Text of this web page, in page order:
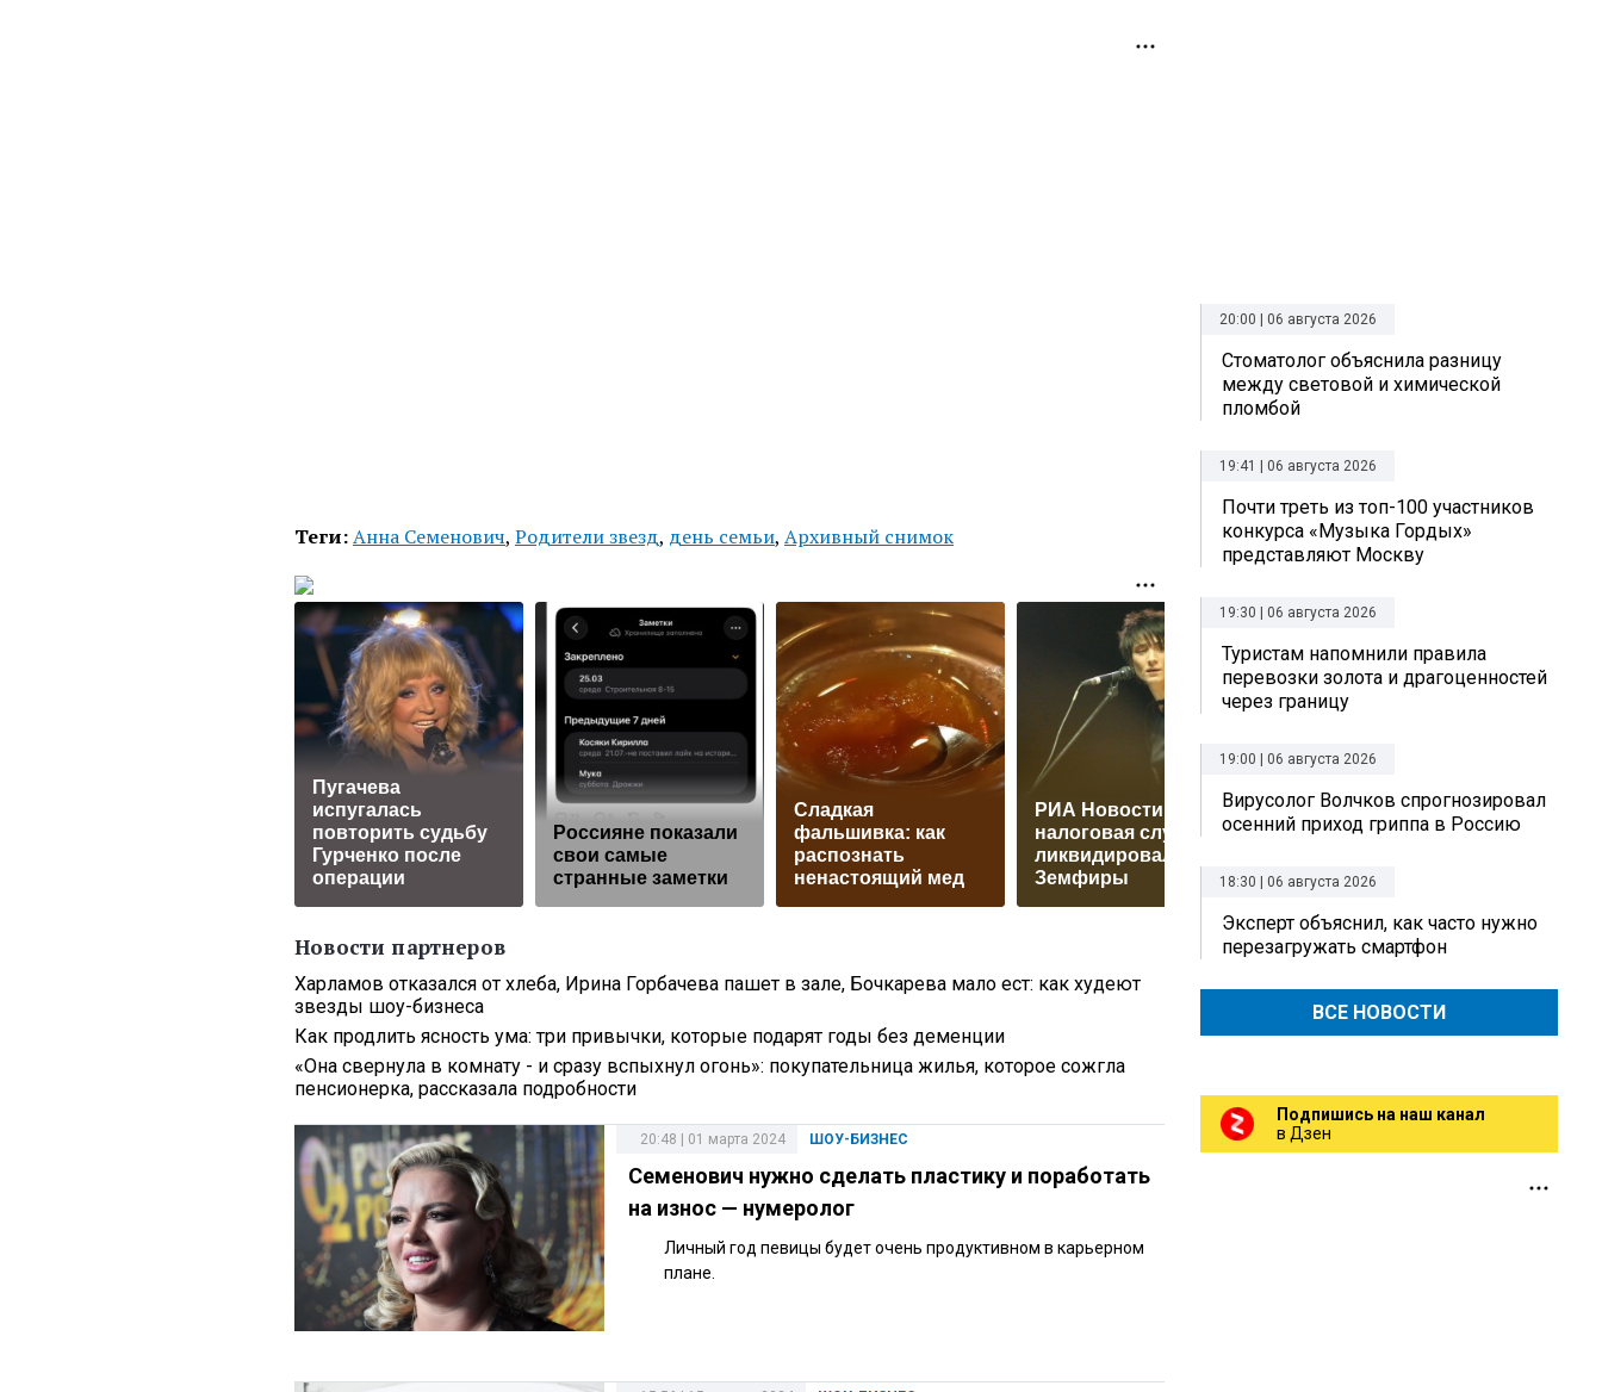
Теги:Анна Семенович, Родители звезд, день семьи, Архивный снимок
Пугачева
испугалась
повторить судьбу
Гурченко после
операции
Россияне показали
свои самые
странные заметки
Сладкая
фальшивка: как
распознать
ненастоящий мед
РИА Новости:
налоговая служба
ликвидировала ИП
Земфиры
Поддубный
Голливуд
Стало
арбуз
Новости партнеров
Харламов отказался от хлеба, Ирина Горбачева пашет в зале, Бочкарева мало ест: как худеют
звезды шоу-бизнеса
Как продлить ясность ума: три привычки, которые подарят годы без деменции
«Она свернула в комнату - и сразу вспыхнул огонь»: покупательница жилья, которое сожгла
пенсионерка, рассказала подробности
ШОУ-БИЗНЕС
20:48 | 01 марта 2024
Семенович нужно сделать пластику и поработать
на износ — нумеролог
Личный год певицы будет очень продуктивном в карьерном
плане.
20:00 | 06 августа 2026
Стоматолог объяснила разницу
между световой и химической
пломбой
19:41 | 06 августа 2026
Почти треть из топ-100 участников
конкурса «Музыка Гордых»
представляют Москву
19:30 | 06 августа 2026
Туристам напомнили правила
перевозки золота и драгоценностей
через границу
19:00 | 06 августа 2026
Вирусолог Волчков спрогнозировал
осенний приход гриппа в Россию
18:30 | 06 августа 2026
Эксперт объяснил, как часто нужно
перезагружать смартфон
ВСЕ НОВОСТИ
Подпишись на наш канал
в Дзен